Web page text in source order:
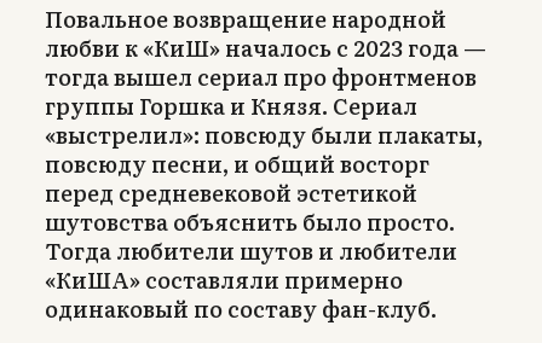
Повальное возвращение народной
любви к «КиШ» началось с 2023 года —
тогда вышел сериал про фронтменов
группы Горшка и Князя. Сериал
«выстрелил»: повсюду были плакаты,
повсюду песни, и общий восторг
перед средневековой эстетикой
шутовства объяснить было просто.
Тогда любители шутов и любители
«КиША» составляли примерно
одинаковый по составу фан-клуб.